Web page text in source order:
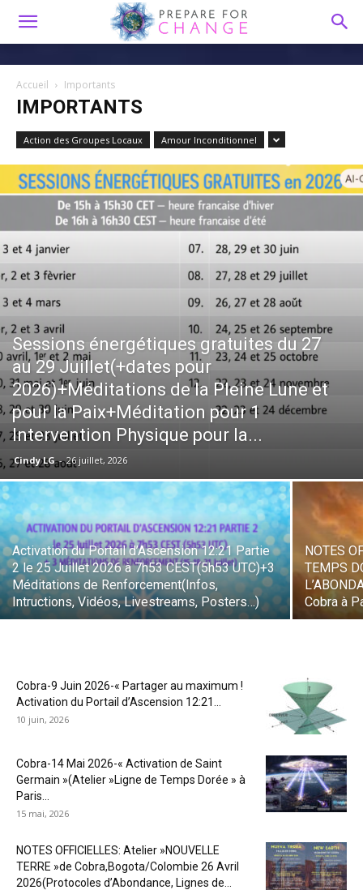
Accueil Importants
IMPORTANTS
Action des Groupes Locaux Amour Inconditionnel
Sessions énergétiques gratuites du 27
au 29 Juillet(+dates pour
2026)+Méditations de la Pleine Lune et
pour la Paix+Méditation pour 1
Intervention Physique pour la...
Cindy LG - 26 juillet, 2026
Activation du Portail d’Ascension 12:21 Partie
2 le 25 Juillet 2026 à 7h53 CEST(5h53 UTC)+3
Méditations de Renforcement(Infos,
Intructions, Vidéos, Livestreams, Posters…)
NOTES
TEMPS
Cobra à
Cobra-9 Juin 2026-« Partager au maximum !
Activation du Portail d’Ascension 12:21...
10 juin, 2026
Cobra-14 Mai 2026-« Activation de Saint
Germain »(Atelier »Ligne de Temps Dorée » à
Paris...
15 mai, 2026
NOTES OFFICIELLES: Atelier »NOUVELLE
TERRE »de Cobra,Bogota/Colombie 26 Avril
2026(Protocoles d’Abondance, Lignes de...